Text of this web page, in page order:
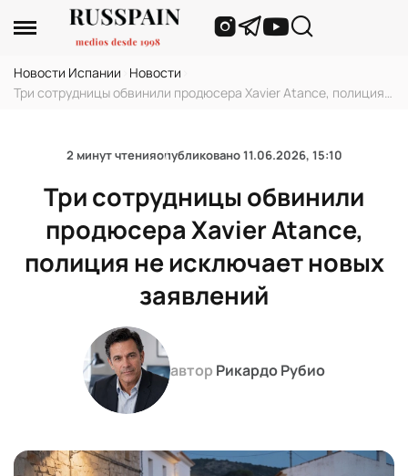
Новости Испании Новости
Три сотрудницы обвинили продюсера Xavier Atance, полиция
2 минут чтенияопубликовано11.06.2026, 15:10
Три сотрудницы обвинили
продюсера Xavier Atance,
полиция не исключает новых
заявлений
автор Рикардо Рубио